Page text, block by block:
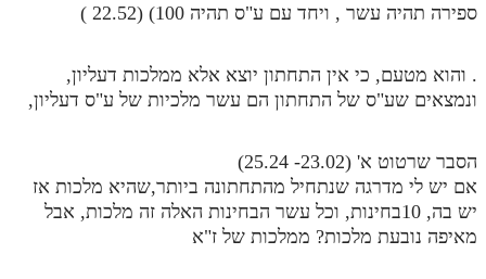
ספירה תהיה עשר , ויחד עם ע"ס תהיה 100) (22.52 )
. והוא מטעם, כי אין התחתון יוצא אלא ממלכות דעליון,
ונמצאים שע"ס של התחתון הם עשר מלכיות של ע"ס דעליון,
הסבר שרטוט א' (23.02- 25.24)
אם יש לי מדרגה שנתחיל מהתחתונה ביותר,שהיא מלכות אז
יש בה, 10בחינות, וכל עשר הבחינות האלה זה מלכות, אבל
מאיפה נובעת מלכות? ממלכות של ז"א